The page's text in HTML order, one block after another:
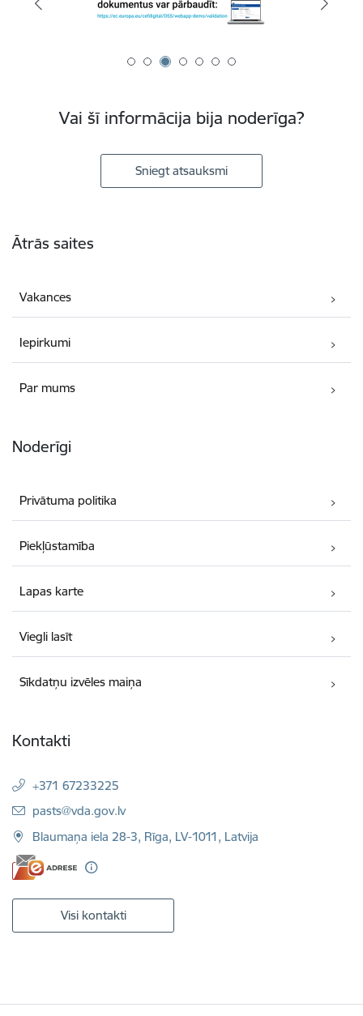
Vai šī informācija bija noderīga?
Sniegt atsauksmi
Ātrās saites
Vakances
Iepirkumi
Par mums
Noderīgi
Privātuma politika
Piekļūstamība
Lapas karte
Viegli lasīt
Sīkdatņu izvēles maiņa
Kontakti
+371 67233225
E-pasts:
pasts@vda.gov.lv
Blaumaņa iela 28-3, Rīga, LV-1011, Latvija
Visi kontakti